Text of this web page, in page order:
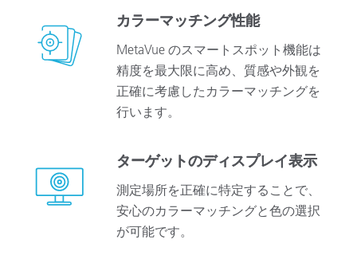
カラーマッチング性能
MetaVue のスマートスポット機能は
精度を最大限に高め、質感や外観を
正確に考慮したカラーマッチングを
行います。
ターゲットのディスプレイ表示
測定場所を正確に特定することで、
安心のカラーマッチングと色の選択
が可能です。